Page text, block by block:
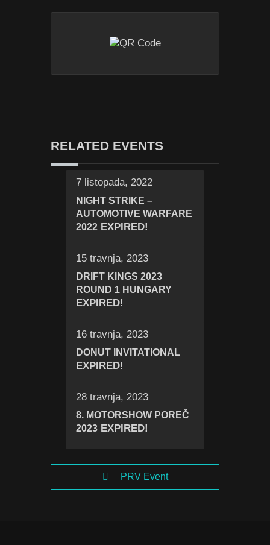
RELATED EVENTS
7 listopada, 2022
NIGHT STRIKE –
AUTOMOTIVE WARFARE
2022 EXPIRED!
15 travnja, 2023
DRIFT KINGS 2023
ROUND 1 HUNGARY
EXPIRED!
16 travnja, 2023
DONUT INVITATIONAL
EXPIRED!
28 travnja, 2023
8. MOTORSHOW POREČ
2023 EXPIRED!
PRV Event